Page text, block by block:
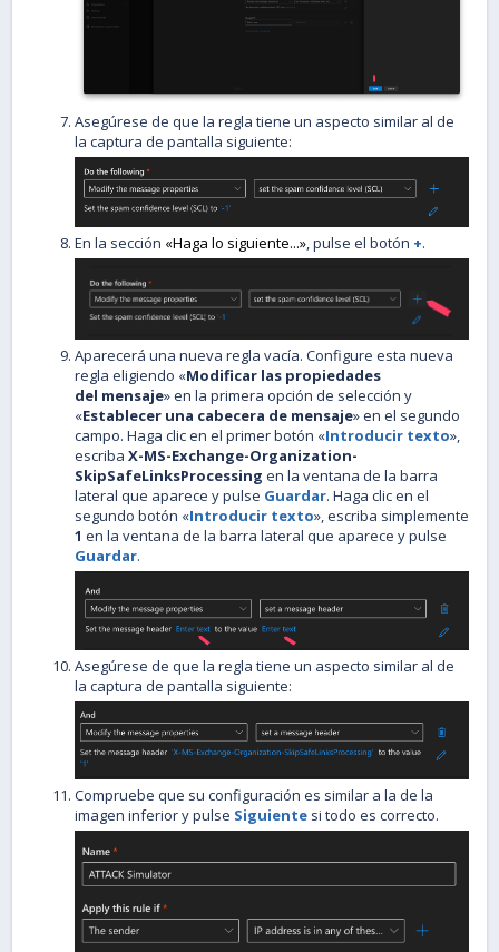
Asegúrese de que la regla tiene un aspecto similar al de
la captura de pantalla siguiente:
En la sección «Haga lo siguiente...», pulse el botón +.
Aparecerá una nueva regla vacía. Configure esta nueva
regla eligiendo «Modificar las propiedades
del mensaje» en la primera opción de selección y
«Establecer una cabecera de mensaje» en el segundo
campo. Haga clic en el primer botón «Introducir texto»,
escriba X-MS-Exchange-Organization-
SkipSafeLinksProcessing en la ventana de la barra
lateral que aparece y pulse Guardar. Haga clic en el
segundo botón «Introducir texto», escriba simplemente
1 en la ventana de la barra lateral que aparece y pulse
Guardar.
Asegúrese de que la regla tiene un aspecto similar al de
la captura de pantalla siguiente:
Compruebe que su configuración es similar a la de la
imagen inferior y pulse Siguiente si todo es correcto.